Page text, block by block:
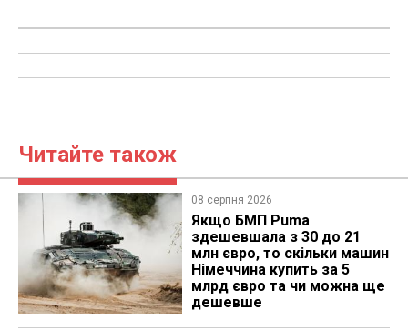
Читайте також
08 серпня 2026
Якщо БМП Puma
здешевшала з 30 до 21
млн євро, то скільки машин
Німеччина купить за 5
млрд євро та чи можна ще
дешевше